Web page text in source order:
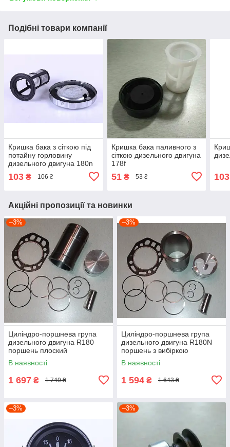
Подібні товари компанії
Кришка бака з сіткою під
потайну горловину
дизельного двигуна 180n
103 ₴ 106 ₴
Кришка бака паливного з
сіткою дизельного двигуна
178f
51₴ 53 ₴ 103
Акційні пропозиції та новинки
–3%
Циліндро-поршнева група
дизельного двигуна R180
поршень плоский
В наявності
1 697 ₴ 1 749 ₴
–3%
Циліндро-поршнева група
дизельного двигуна R180N
поршень з вибіркою
В наявності
1 594 ₴ 1 643 ₴
–3% –3%